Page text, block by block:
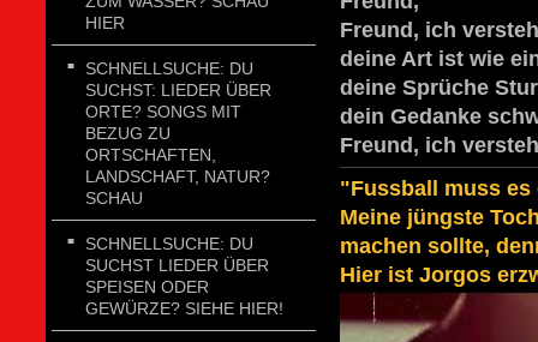
HIER
SCHNELLSUCHE: DU
SUCHST: LIEDER ÜBER
ORTE? SONGS MIT
BEZUG ZU
ORTSCHAFTEN,
LANDSCHAFT, NATUR?
SCHAU
SCHNELLSUCHE: DU
SUCHST LIEDER ÜBER
SPEISEN ODER
GEWÜRZE? SIEHE HIER!
Freund, ich
deine Art ist wie
deine Sprüche
dein Gedanke
Freund, ich
"Fussball muss
Meine jüngste
machen sollte,
Hier ist Jorgos